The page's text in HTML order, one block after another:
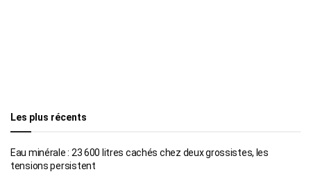
Les plus récents
Eau minérale : 23 600 litres cachés chez deux grossistes, les
tensions persistent